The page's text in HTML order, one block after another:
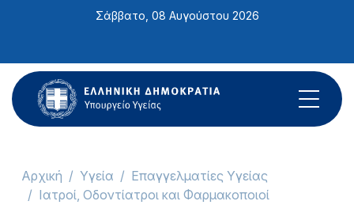
ιστότοπος
περιλαμβάνει
ένα
σύστημα
Σάββατο, 08 Αυγούστου 2026
Αρχική Υγεία
Επαγγελματίες Υγείας
Ιατροί, Οδοντίατροι και Φαρμακοποιοί